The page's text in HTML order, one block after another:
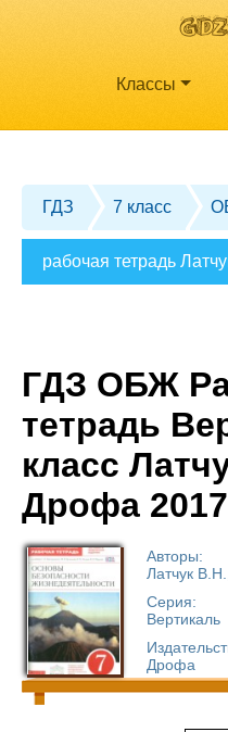
Классы
ГДЗ 7 класс
рабочая тетрадь
ГДЗ ОБЖ
тетрадь
класс
Дрофа
Авторы:
Латчук
Серия:
Вертикаль
Дрофа